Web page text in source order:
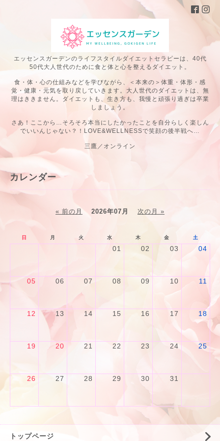
エッセンスガーデンのライフスタイルダイエットセラピーは、40代
50代大人世代のために食と体と心を整えるダイエット。
食・体・心の仕組みなどを学びながら、＜本来の＞体重・体形・感
覚・健康・元気を取り戻していきます。大人世代のダイエットは、無
理はききません。ダイエットも、生き方も、我慢と頑張り過ぎは卒業
しましょう。
さあ！ここから…そろそろ本当にしたかったことを自分らしく楽しん
でいいんじゃない？！LOVE&WELLNESSで笑顔の後半戦へ…
三鷹／オンライン
カレンダー
« 前の月 2026年07月 次の月 »
日 月 火 水 木 金 土
01 02 03 04
05 06 07 08 09 10 11
12 13 14 15 16 17 18
19 20 21 22 23 24 25
26 27 28 29 30 31
トップページ